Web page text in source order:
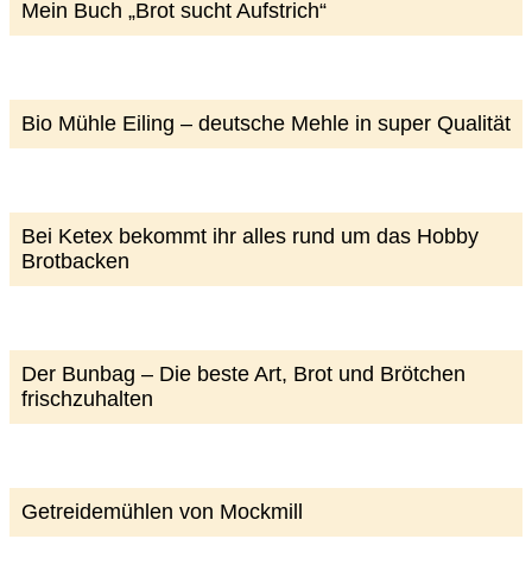
Mein Buch „Brot sucht Aufstrich“
Bio Mühle Eiling – deutsche Mehle in super Qualität
Bei Ketex bekommt ihr alles rund um das Hobby
Brotbacken
Der Bunbag – Die beste Art, Brot und Brötchen
frischzuhalten
Getreidemühlen von Mockmill